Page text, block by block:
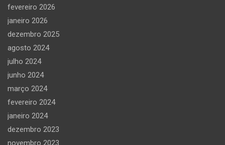
fevereiro 2026
janeiro 2026
dezembro 2025
agosto 2024
julho 2024
junho 2024
março 2024
fevereiro 2024
janeiro 2024
dezembro 2023